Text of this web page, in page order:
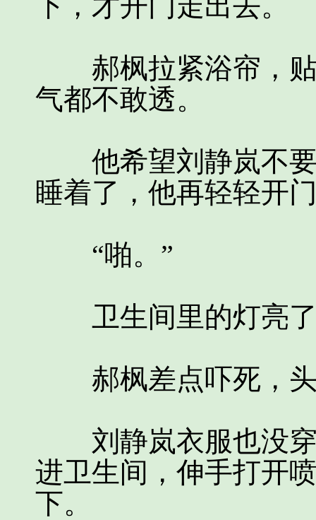
郝枫拉紧浴帘，贴
气都不敢透。
他希望刘静岚不要
睡着了，他再轻轻开
“啪。”
卫生间里的灯亮
郝枫差点吓死，头
刘静岚衣服也没穿
进卫生间，伸手打开
下。